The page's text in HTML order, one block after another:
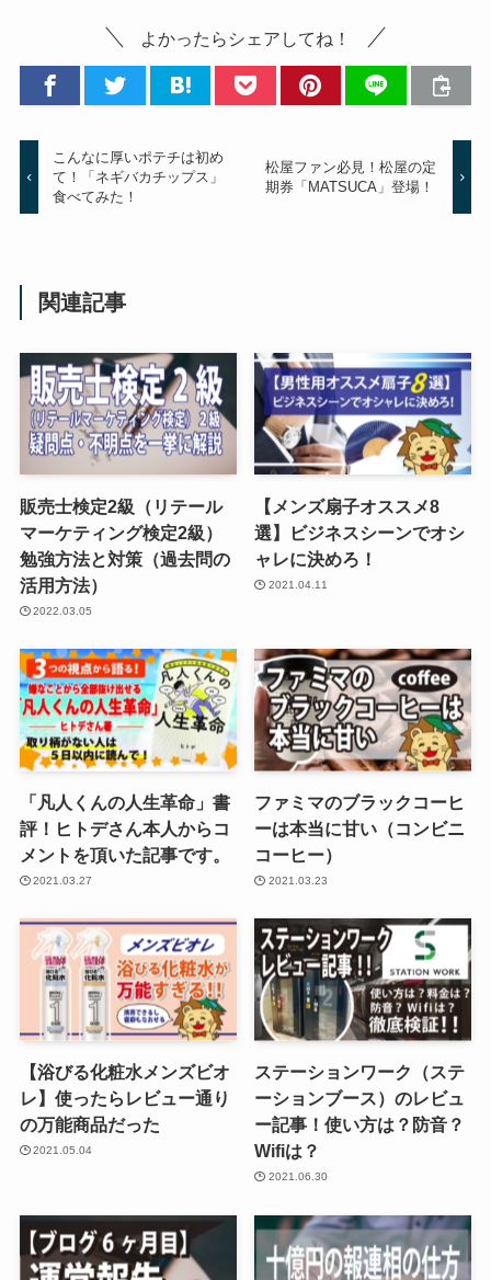
よかったらシェアしてね！
こんなに厚いポテチは初め
て！「ネギバカチップス」
食べてみた！
松屋ファン必見！松屋の定
期券「MATSUCA」登場！
関連記事
販売士検定2級（リテール
マーケティング検定2級）
勉強方法と対策（過去問の
活用方法）
2022.03.05
【メンズ扇子オススメ8
選】ビジネスシーンでオシ
ャレに決めろ！
2021.04.11
「凡人くんの人生革命」書
評！ヒトデさん本人からコ
メントを頂いた記事です。
2021.03.27
ファミマのブラックコーヒ
ーは本当に甘い（コンビニ
コーヒー）
2021.03.23
【浴びる化粧水メンズビオ
レ】使ったらレビュー通り
の万能商品だった
2021.05.04
ステーションワーク（ステ
ーションブース）のレビュ
ー記事！使い方は？防音？
Wifiは？
2021.06.30